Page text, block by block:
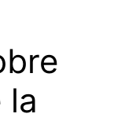
la